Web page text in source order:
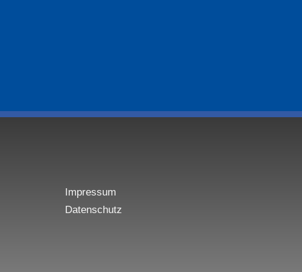
Impressum
Datenschutz